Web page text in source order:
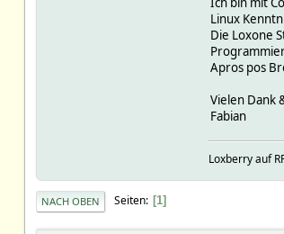
Linux
Die Loxone
Apros pos
Vielen Dank
Fabian
Loxberry auf
NACH OBEN Seiten 1